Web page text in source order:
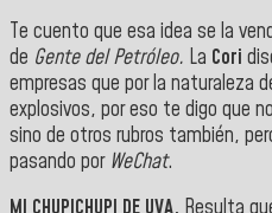
Te cuento que esa idea se la
de Gente del Petróleo. La Cori
empresas que por la naturaleza
explosivos, por eso te digo que
sino de otros rubros también,
pasando por WeChat.